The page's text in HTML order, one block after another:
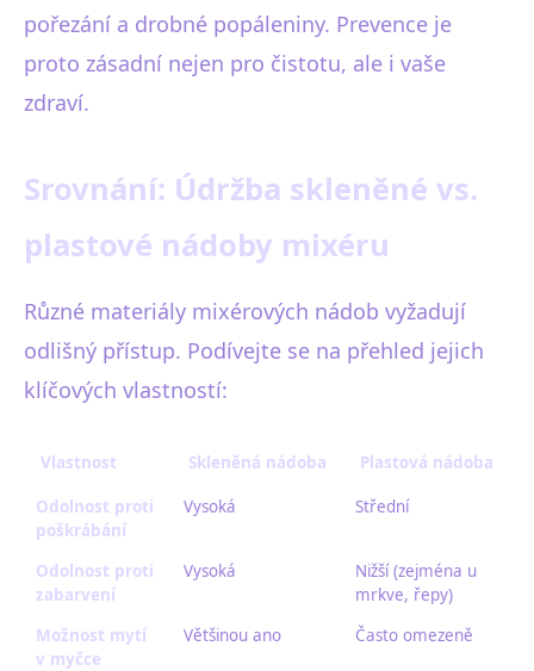
pořezání a drobné popáleniny. Prevence je
proto zásadní nejen pro čistotu, ale i vaše
zdraví.
Srovnání: Údržba skleněné vs.
plastové nádoby mixéru
Různé materiály mixérových nádob vyžadují
odlišný přístup. Podívejte se na přehled jejich
klíčových vlastností:
Vlastnost Skleněná nádoba Plastová nádoba
Odolnost proti
poškrábání
Vysoká Střední
Odolnost proti
zabarvení
Vysoká
Nižší (zejména u
mrkve, řepy)
Možnost mytí
v myčce
Většinou ano Často omezeně